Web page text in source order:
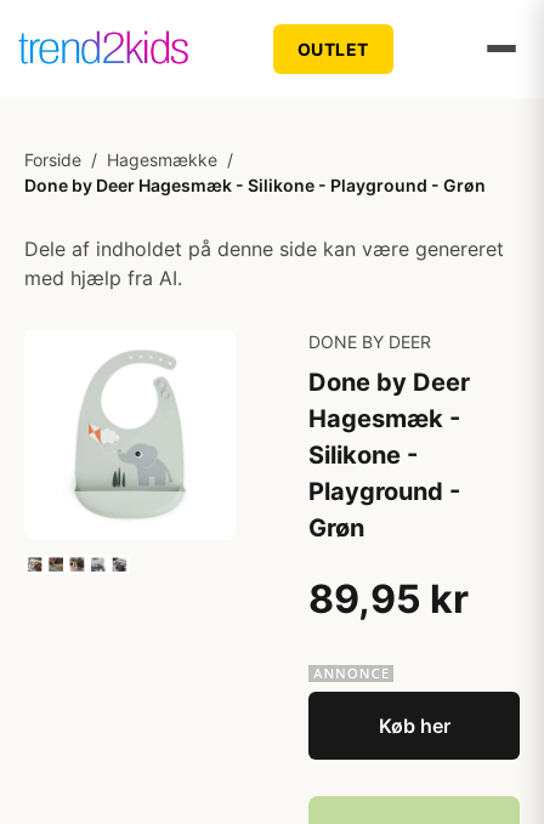
OUTLET
Forside / Hagesmække /
Done by Deer Hagesmæk - Silikone - Playground - Grøn
Dele af indholdet på denne side kan være genereret
med hjælp fra AI.
DONE BY DEER
Done by Deer
Hagesmæk -
Silikone -
Playground -
Grøn
89,95 kr
Køb her